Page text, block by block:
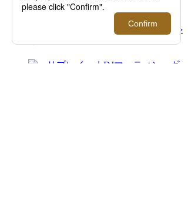
2026.08.05 - 08.18
＜ジョン スメドレー＞サマープロモーション